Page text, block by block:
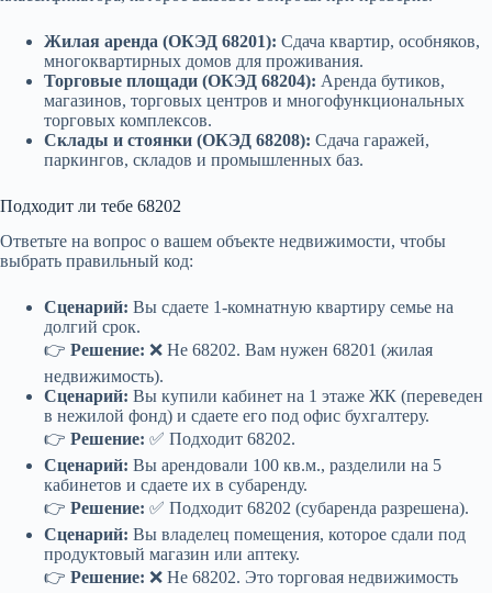
Жилая аренда (ОКЭД 68201): Сдача квартир, особняков,
многоквартирных домов для проживания.
Торговые площади (ОКЭД 68204): Аренда бутиков,
магазинов, торговых центров и многофункциональных
торговых комплексов.
Склады и стоянки (ОКЭД 68208): Сдача гаражей,
паркингов, складов и промышленных баз.
Подходит ли тебе 68202
Ответьте на вопрос о вашем объекте недвижимости, чтобы
выбрать правильный код:
Сценарий: Вы сдаете 1-комнатную квартиру семье на
долгий срок.
👉 Решение: ❌ Не 68202. Вам нужен 68201 (жилая
недвижимость).
Сценарий: Вы купили кабинет на 1 этаже ЖК (переведен
в нежилой фонд) и сдаете его под офис бухгалтеру.
👉 Решение: ✅ Подходит 68202.
Сценарий: Вы арендовали 100 кв.м., разделили на 5
кабинетов и сдаете их в субаренду.
👉 Решение: ✅ Подходит 68202 (субаренда разрешена).
Сценарий: Вы владелец помещения, которое сдали под
продуктовый магазин или аптеку.
👉 Решение: ❌ Не 68202. Это торговая недвижимость